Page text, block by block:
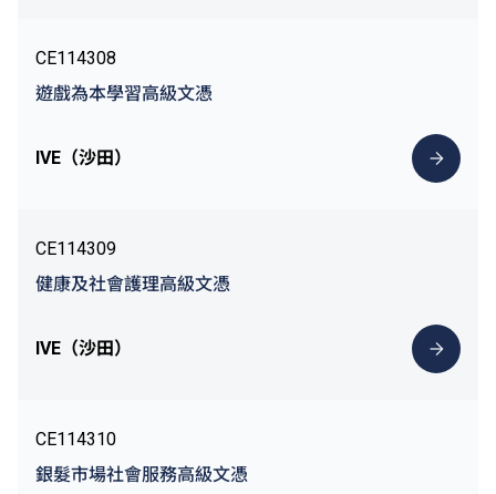
CE114308
遊戲為本學習高級文憑
IVE（沙田）
CE114309
健康及社會護理高級文憑
IVE（沙田）
CE114310
銀髮市場社會服務高級文憑